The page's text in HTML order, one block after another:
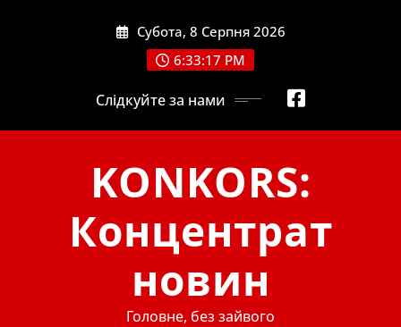
Субота, 8 Серпня 2026
6:33:18 PM
Слідкуйте за нами
KONKORS:
Концентрат
новин
Головне, без зайвого